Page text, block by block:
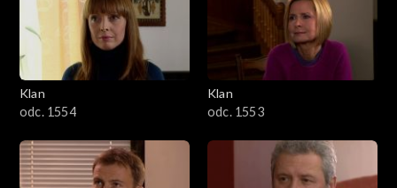
Klan
odc. 1554
Klan
odc. 1553